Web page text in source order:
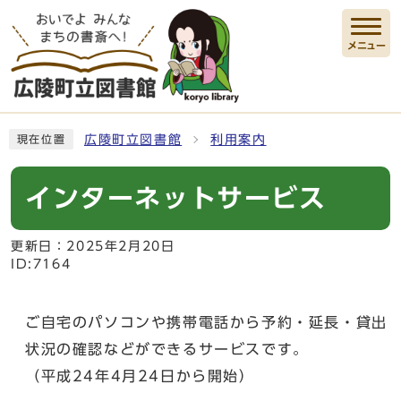
メニュー
現在位置 広陵町立図書館 利用案内
インターネットサービス
更新日： 2025年2月20日
ID:7164
ご自宅のパソコンや携帯電話から予約・延長・貸出
状況の確認などができるサービスです。
（平成24年4月24日から開始）